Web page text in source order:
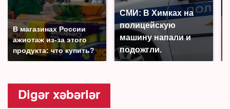
В магазинах России
ажиотаж из-за этого
продукта: что купить?
СМИ: В Химках на
полицейскую
машину напали и
подожгли.
Digər xəbərlər